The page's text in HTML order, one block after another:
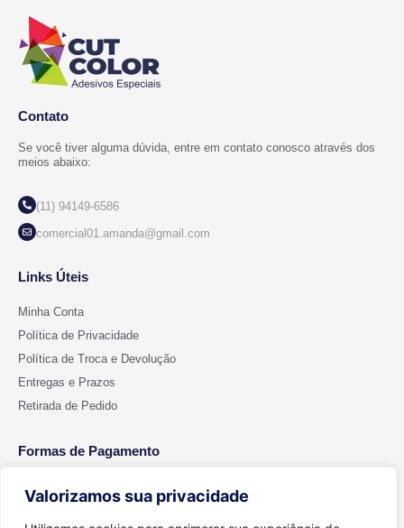
Valorizamos sua privacidade
Contato
Se você tiver alguma dúvida, entre em contato conosco através dos
meios abaixo:
(11) 94149-6586
comercial01.amanda@gmail.com
Links Úteis
Minha Conta
Política de Privacidade
Política de Troca e Devolução
Entregas e Prazos
Retirada de Pedido
Formas de Pagamento